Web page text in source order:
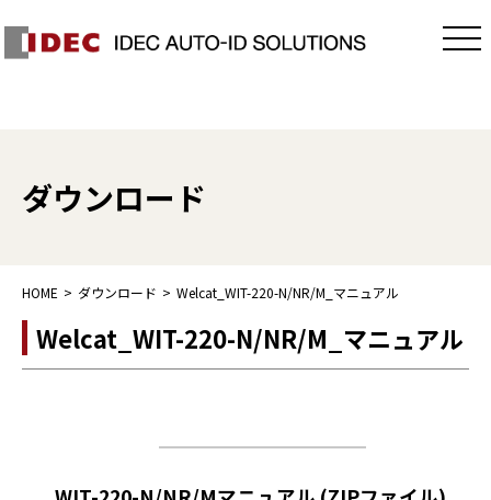
ダウンロード
HOME ダウンロード Welcat_WIT-220-N/NR/M_マニュアル
Welcat_WIT-220-N/NR/M_マニュアル